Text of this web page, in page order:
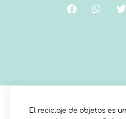
El reciclaje de objetos es